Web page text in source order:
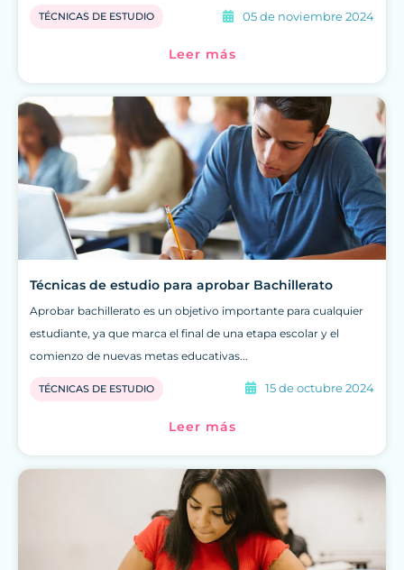
TÉCNICAS DE ESTUDIO 05 de noviembre 2024
Leer más
Técnicas de estudio para aprobar Bachillerato
Aprobar bachillerato es un objetivo importante para cualquier
estudiante, ya que marca el final de una etapa escolar y el
comienzo de nuevas metas educativas...
TÉCNICAS DE ESTUDIO 15 de octubre 2024
Leer más